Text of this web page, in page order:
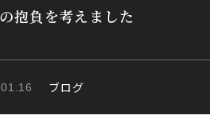
抱負を考えました
ブログ